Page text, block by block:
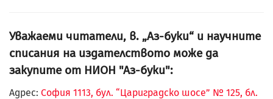
Уважаеми читатели, в. „Аз-буки“ и научните
списания на издателството може да
закупите от НИОН "Аз-буки":
Адрес: София 1113, бул. “Цариградско шосе” № 125, бл.